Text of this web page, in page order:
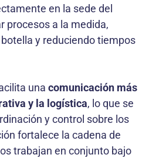
en la sede del
procesos a la medida,
y reduciendo tiempos
una comunicación más
y la logística, lo que se
y control sobre los
fortalece la cadena de
trabajan en conjunto bajo